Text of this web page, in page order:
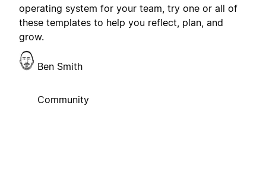
operating system for your team, try one or all of
these templates to help you reflect, plan, and
grow.
Ben Smith
Community